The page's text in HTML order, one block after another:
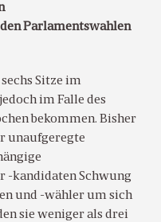
Parlamentswahlen
Sitze im
im Falle des
bekommen. Bisher
unaufgeregte
-kandidaten Schwung
und -wähler um sich
sie weniger als drei